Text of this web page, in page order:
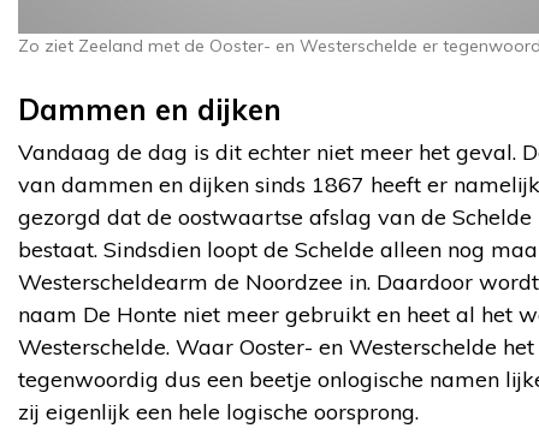
Zo ziet Zeeland met de Ooster- en Westerschelde er
Dammen en dijken
Vandaag de dag is dit echter niet meer het geval.
van dammen en dijken sinds 1867 heeft er
gezorgd dat de oostwaartse afslag van de
bestaat. Sindsdien loopt de Schelde alleen nog
Westerscheldearm de Noordzee in. Daardoor
naam De Honte niet meer gebruikt en heet al het
Westerschelde. Waar Ooster- en Westerschelde het
tegenwoordig dus een beetje onlogische namen
zij eigenlijk een hele logische oorsprong.